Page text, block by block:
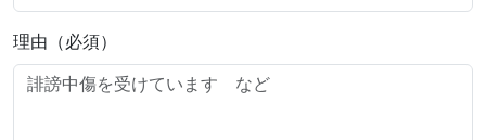
理由（必須）